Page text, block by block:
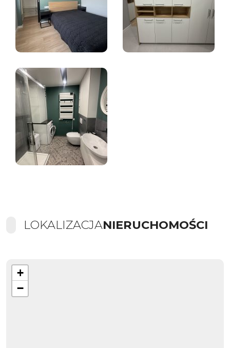
LOKALIZACJANIERUCHOMOŚCI
+
−